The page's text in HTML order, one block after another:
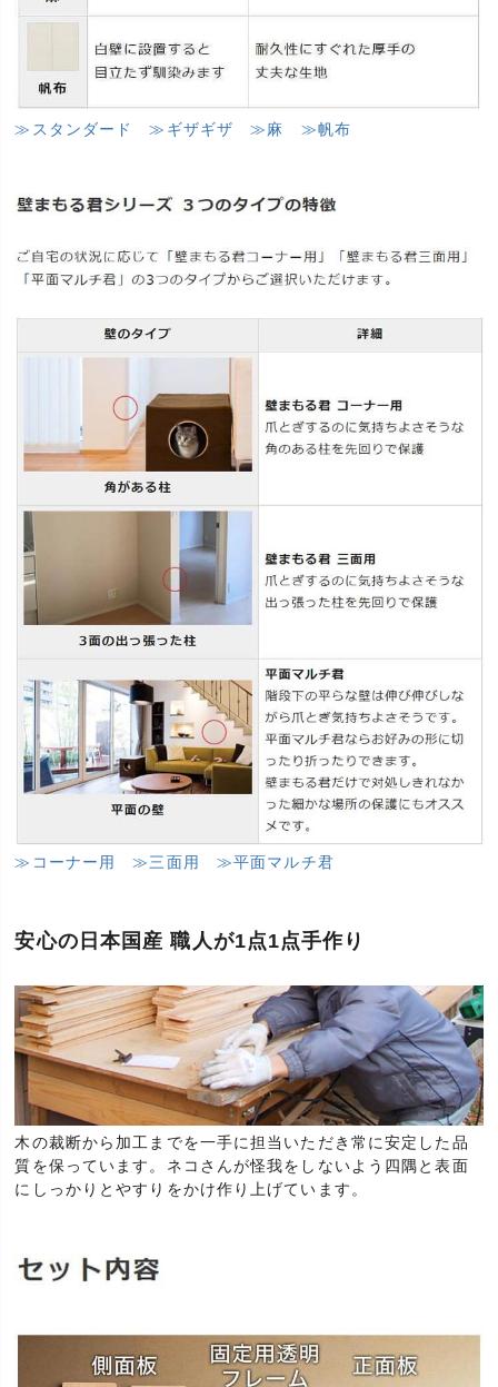
≫スタンダード ≫ギザギザ ≫麻 ≫帆布
≫コーナー用 ≫三面用 ≫平面マルチ君
安心の日本国産 職人が1点1点手作り
木の裁断から加工までを一手に担当いただき常に安定した品
質を保っています。ネコさんが怪我をしないよう四隅と表面
にしっかりとやすりをかけ作り上げています。